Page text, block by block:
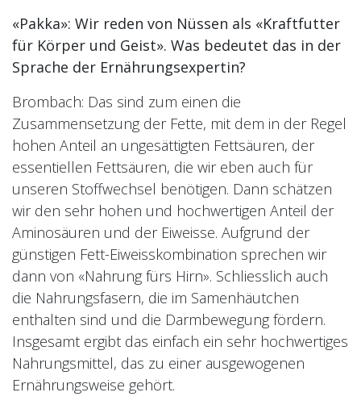
«Pakka»: Wir reden von Nüssen als «Kraftfutter
für Körper und Geist». Was bedeutet das in der
Sprache der Ernährungsexpertin?
Brombach: Das sind zum einen die
Zusammensetzung der Fette, mit dem in der Regel
hohen Anteil an ungesättigten Fettsäuren, der
essentiellen Fettsäuren, die wir eben auch für
unseren Stoffwechsel benötigen. Dann schätzen
wir den sehr hohen und hochwertigen Anteil der
Aminosäuren und der Eiweisse. Aufgrund der
günstigen Fett-Eiweisskombination sprechen wir
dann von «Nahrung fürs Hirn». Schliesslich auch
die Nahrungsfasern, die im Samenhäutchen
enthalten sind und die Darmbewegung fördern.
Insgesamt ergibt das einfach ein sehr hochwertiges
Nahrungsmittel, das zu einer ausgewogenen
Ernährungsweise gehört.